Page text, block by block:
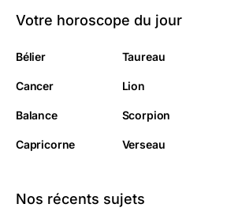
Votre horoscope du jour
Bélier Taureau
Cancer Lion
Balance Scorpion
Capricorne Verseau
Nos récents sujets